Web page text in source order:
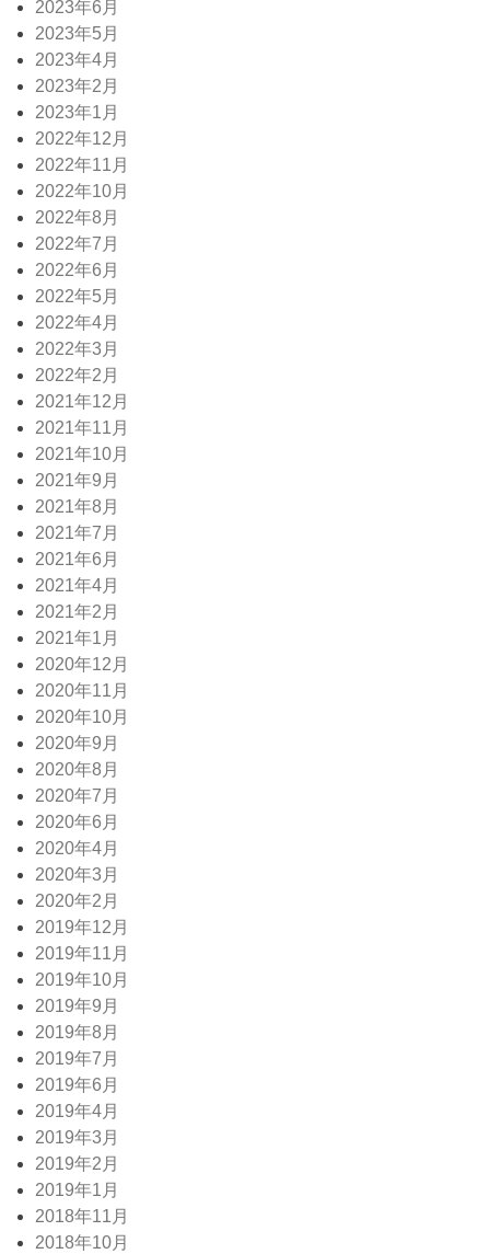
2023年6月
2023年5月
2023年4月
2023年2月
2023年1月
2022年12月
2022年11月
2022年10月
2022年8月
2022年7月
2022年6月
2022年5月
2022年4月
2022年3月
2022年2月
2021年12月
2021年11月
2021年10月
2021年9月
2021年8月
2021年7月
2021年6月
2021年4月
2021年2月
2021年1月
2020年12月
2020年11月
2020年10月
2020年9月
2020年8月
2020年7月
2020年6月
2020年4月
2020年3月
2020年2月
2019年12月
2019年11月
2019年10月
2019年9月
2019年8月
2019年7月
2019年6月
2019年4月
2019年3月
2019年2月
2019年1月
2018年11月
2018年10月